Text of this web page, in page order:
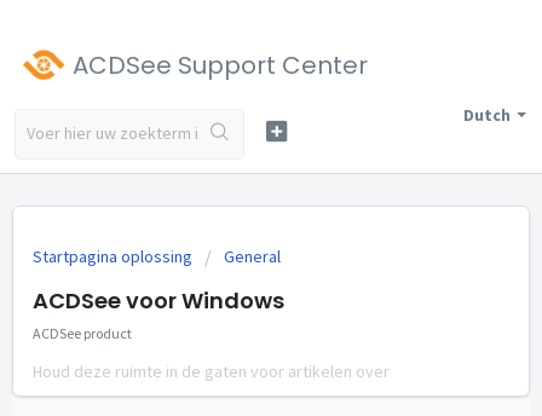
ACDSee Support Center
Dutch
Startpagina oplossing General
ACDSee voor Windows
ACDSee product
Houd deze ruimte in de gaten voor artikelen over